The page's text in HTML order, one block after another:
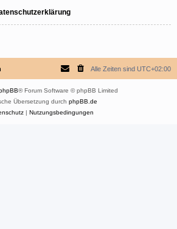
Alle Zeiten sind UTC+02:00
® Forum Software © phpBB Limited
Übersetzung durch phpBB.de
| Nutzungsbedingungen